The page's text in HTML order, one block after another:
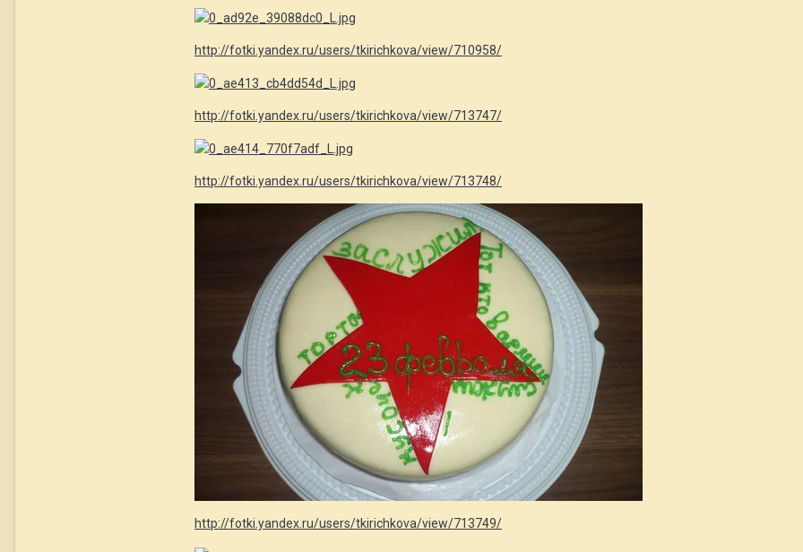
http://fotki.yandex.ru/users/tkirichkova/view/710958/
http://fotki.yandex.ru/users/tkirichkova/view/713747/
http://fotki.yandex.ru/users/tkirichkova/view/713748/
http://fotki.yandex.ru/users/tkirichkova/view/713749/